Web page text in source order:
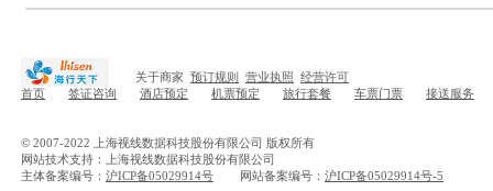
关于商家 预订规则 营业执照 经营许可
首页
签证咨询 酒店预定 机票预定 旅行套餐 车票门票 接送服务
© 2007-2022 上海视线数据科技股份有限公司 版权所有
网站技术支持：上海视线数据科技股份有限公司
主体备案编号： 沪ICP备05029914号 网站备案编号： 沪ICP备05029914号-5